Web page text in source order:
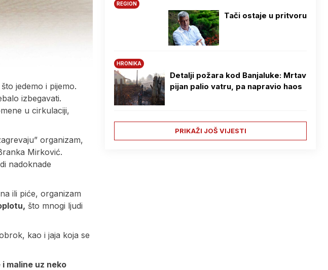
jedemo i pijemo.
izbegavati.
u cirkulaciji,
organizam,
Mirković.
nadoknade
ili piće, organizam
što mnogi ljudi
kao i jaja koja se
maline uz neko
REGION
Tači ostaje u pritvoru
HRONIKA
Detalji požara kod Banjaluke: Mrtav
pijan palio vatru, pa napravio haos
PRIKAŽI JOŠ VIJESTI